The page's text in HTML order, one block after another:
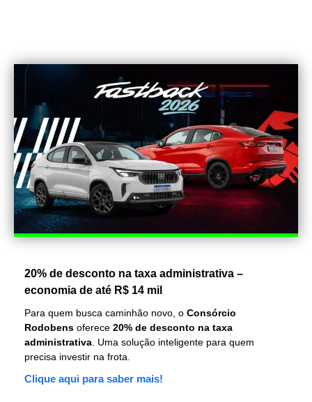
20% de desconto na taxa administrativa –
economia de até R$ 14 mil
Para quem busca caminhão novo, o Consórcio
Rodobens oferece 20% de desconto na taxa
administrativa. Uma solução inteligente para quem
precisa investir na frota.
Clique aqui para saber mais!